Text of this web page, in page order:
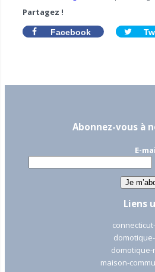
Partagez !
Facebook
Abonnez-vous à
E-
Liens
domotique-
maison-